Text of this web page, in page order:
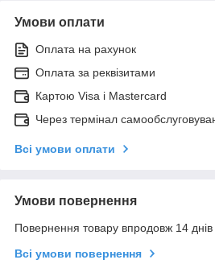
Умови оплати
Оплата на рахунок
Оплата за реквізитами
Картою Visa і Mastercard
Через термінал
Всі умови оплати
Умови повернення
Повернення товару впродовж 14
Всі умови повернення